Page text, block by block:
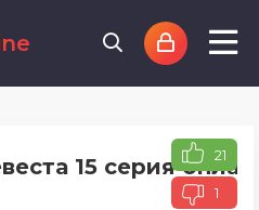
15 серия 21
1